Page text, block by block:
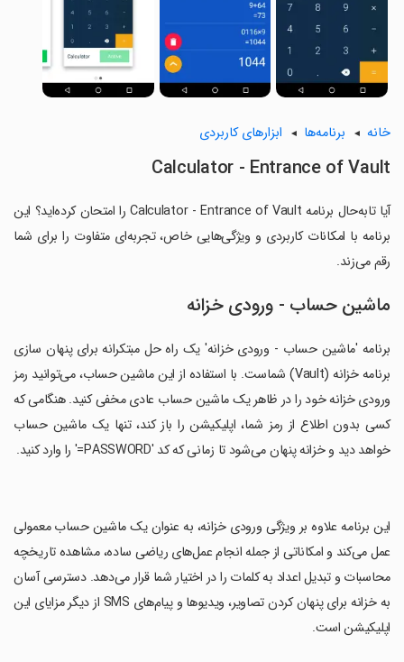
خانه برنامه‌ها ابزارهای کاربردی
Calculator - Entrance of Vault
آیا تابه‌حال برنامه Calculator - Entrance of Vault را امتحان کرده‌اید؟ این
برنامه با امکانات کاربردی و ویژگی‌هایی خاص، تجربه‌ای متفاوت را برای شما
رقم می‌زند.
ماشین حساب - ورودی خزانه
برنامه 'ماشین حساب - ورودی خزانه' یک راه حل مبتکرانه برای پنهان سازی
برنامه خزانه (Vault) شماست. با استفاده از این ماشین حساب، می‌توانید رمز
ورودی خزانه خود را در ظاهر یک ماشین حساب عادی مخفی کنید. هنگامی که
کسی بدون اطلاع از رمز شما، اپلیکیشن را باز کند، تنها یک ماشین حساب
خواهد دید و خزانه پنهان می‌شود تا زمانی که کد 'PASSWORD=' را وارد کنید.
‏این برنامه علاوه بر ویژگی ورودی خزانه، به عنوان یک ماشین حساب معمولی
عمل می‌کند و امکاناتی از جمله انجام عمل‌های ریاضی ساده، مشاهده تاریخچه
محاسبات و تبدیل اعداد به کلمات را در اختیار شما قرار می‌دهد. دسترسی آسان
به خزانه برای پنهان کردن تصاویر، ویدیوها و پیام‌های SMS از دیگر مزایای این
اپلیکیشن است.